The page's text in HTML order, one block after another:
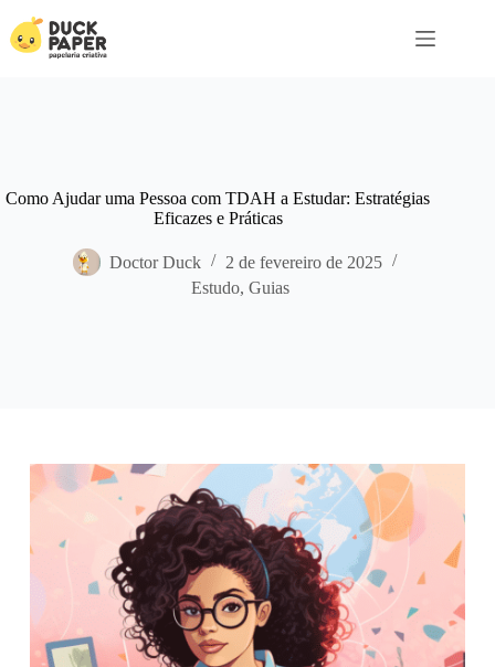
para
Como Ajudar uma Pessoa com TDAH a Estudar: Estratégias
Eficazes e Práticas
Doctor Duck
2 de fevereiro de 2025
Estudo, Guias